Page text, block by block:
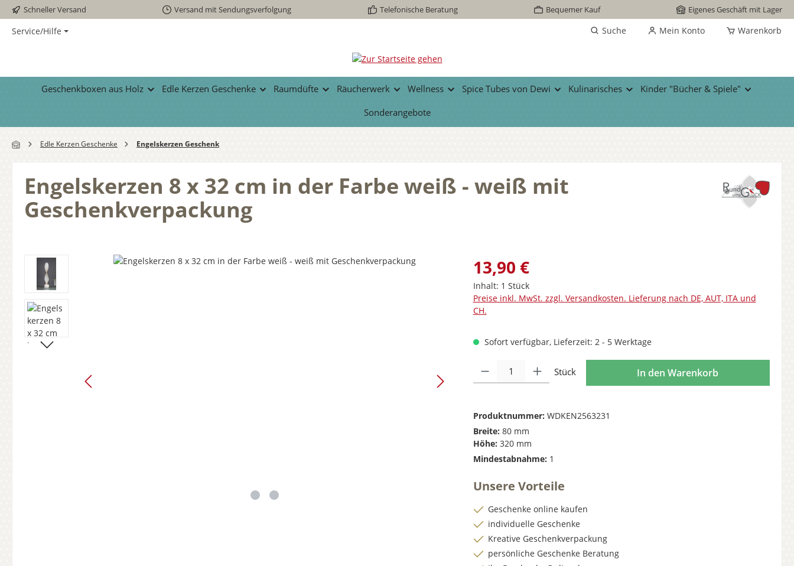
Hauptinhalt springen
Zur Suche springen
Zur Hauptnavigation springen
Schneller Versand Versand mit Sendungsverfolgung Telefonische Beratung Bequemer Kauf Eigenes Geschäft mit Lager
Service/Hilfe Suche Mein Konto Warenkorb
Geschenkboxen aus Holz Edle Kerzen Geschenke Raumdüfte Räucherwerk Wellness Spice Tubes von Dewi Kulinarisches
Kinder "Bücher & Spiele"
Sonderangebote
Edle Kerzen Geschenke Engelskerzen Geschenk
Engelskerzen 8 x 32 cm in der Farbe weiß - weiß mit
Geschenkverpackung
Bildergalerie überspringen Regulärer Preis:
13,90 €
Inhalt: 1 Stück
Preise inkl. MwSt. zzgl. Versandkosten. Lieferung nach DE, AUT, ITA und
CH.
Sofort verfügbar, Lieferzeit: 2 - 5 Werktage
Produkt Anzahl: Gib den gewünschten Wert ein oder benutze die
Stück In den Warenkorb
Produktnummer: WDKEN2563231
Breite: 80 mm
Höhe: 320 mm
Mindestabnahme: 1
Unsere Vorteile
Geschenke online kaufen
individuelle Geschenke
Kreative Geschenkverpackung
persönliche Geschenke Beratung